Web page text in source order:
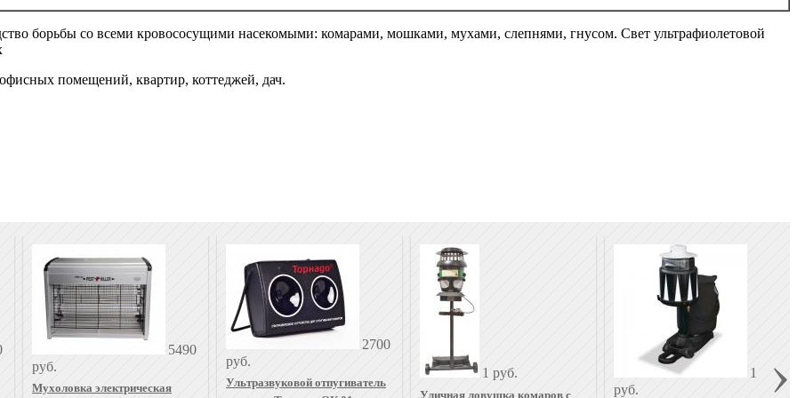
борьбы со всеми кровососущими насекомыми: комарами, мошками, мухами, слепнями, гнусом. Свет ультрафиолетовой
помещений, квартир, коттеджей, дач.
5490
руб.
Мухоловка электрическая
2700
руб.
Ультразвуковой отпугиватель
1 руб.
Уличная ловушка комаров с
1
руб.